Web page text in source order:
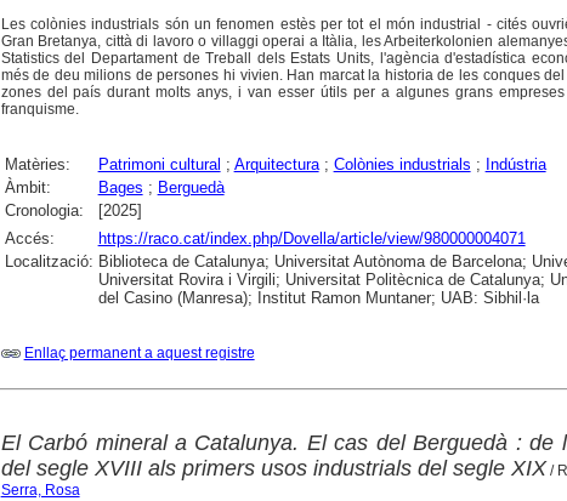
Les colònies industrials són un fenomen estès per tot el món industrial - cités
Gran Bretanya, città di lavoro o villaggi operai a Itàlia, les Arbeiterkolonien
Statistics del Departament de Treball dels Estats Units, l'agència d'estadística
més de deu milions de persones hi vivien. Han marcat la historia de les conques
zones del país durant molts anys, i van esser útils per a algunes grans
franquisme.
Matèries: Patrimoni cultural ; Arquitectura; Colònies industrials ; Indústria
Àmbit:
Bages ; Berguedà
Cronologia:
[2025]
Accés:
https://raco.cat/index.php/Dovella/article/view/980000004071
Localització: Biblioteca de Catalunya; Universitat Autònoma de Barcelona;
Universitat Rovira i Virgili; Universitat Politècnica de Catalunya;
del Casino (Manresa); Institut Ramon Muntaner; UAB: Sibhil·la
Enllaç permanent a aquest registre
El Carbó mineral a Catalunya. El cas del Berguedà : de
del segle XVIII als primers usos industrials del segle XIX /
Serra, Rosa